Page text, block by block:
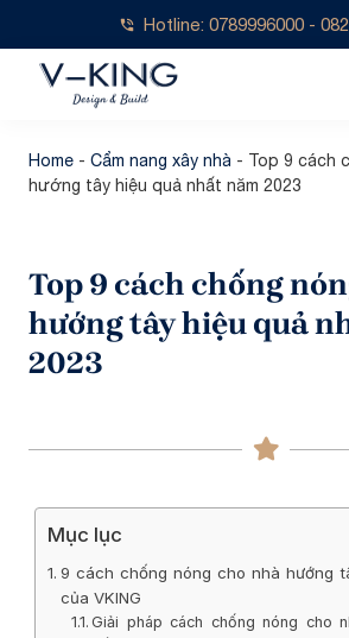
Hotline: 0789996000 -
Home - Cẩm nang xây nhà - Top 9 cách
hướng tây hiệu quả nhất năm 2023
Top 9 cách chống
hướng tây hiệu quả
2023
Mục lục
9 cách chống nóng cho nhà hướng
của VKING
Giải pháp cách chống nóng cho